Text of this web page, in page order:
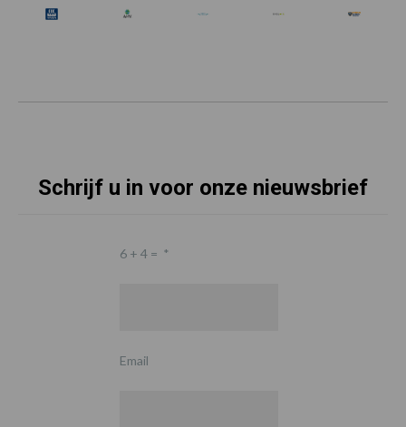
Schrijf u in voor onze nieuwsbrief
6 + 4 = *
Email